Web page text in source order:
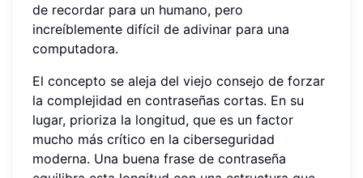
de recordar para un humano, pero
increíblemente difícil de adivinar para una
computadora.
El concepto se aleja del viejo consejo de forzar
la complejidad en contraseñas cortas. En su
lugar, prioriza la longitud, que es un factor
mucho más crítico en la ciberseguridad
moderna. Una buena frase de contraseña